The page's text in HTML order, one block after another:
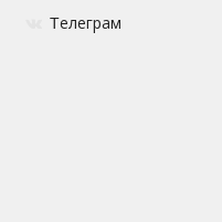
Телеграм